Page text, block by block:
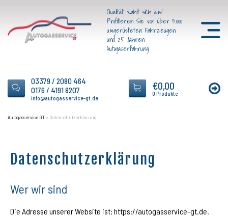
Qualität zahlt sich aus!
Profitieren Sie von über 5.000
umgerüsteten Fahrzeugen
und 25 Jahren
Autogaserfahrung
03379 / 2080 464
0176 / 4191 8207
info@autogasservice-gt.de
€0,00
0 Produkte
Autogasservice GT> Datenschutzerklärung
Datenschutzerklärung
Wer wir sind
Die Adresse unserer Website ist: https://autogasservice-gt.de.